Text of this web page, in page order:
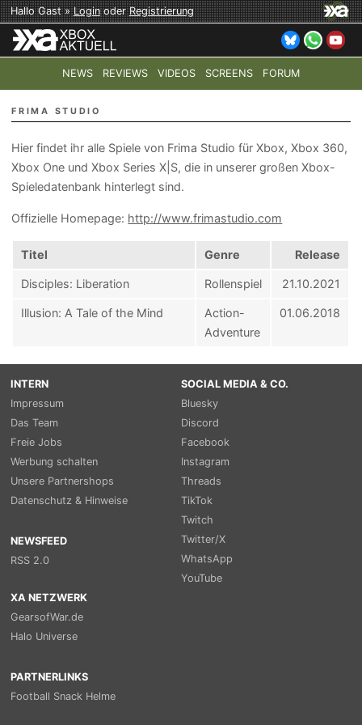
Hallo Gast »LoginoderRegistrierung
NEWS REVIEWS VIDEOS SCREENS FORUM
TOP-THEMEN: COD: MODERN WARFARE 4 HALO:
FRIMA STUDIO
Hier findet ihr alle Spiele von Frima Studio für Xbox, Xbox 360,
Xbox One und Xbox Series X|S, die in unserer großen Xbox-
Spieledatenbank hinterlegt sind.
Offizielle Homepage: http://www.frimastudio.com
Titel Genre Release
Disciples: Liberation Rollenspiel 21.10.2021
Illusion: A Tale of the Mind
Action-
Adventure
01.06.2018
INTERN
Impressum
Das Team
Freie Jobs
Werbung schalten
Unsere Partnershops
Datenschutz & Hinweise
NEWSFEED
RSS 2.0
SOCIAL MEDIA & CO.
Bluesky
Discord
Facebook
Instagram
Threads
TikTok
Twitch
Twitter/X
WhatsApp
YouTube
XA NETZWERK
GearsofWar.de
Halo Universe
PARTNERLINKS
Football Snack Helme